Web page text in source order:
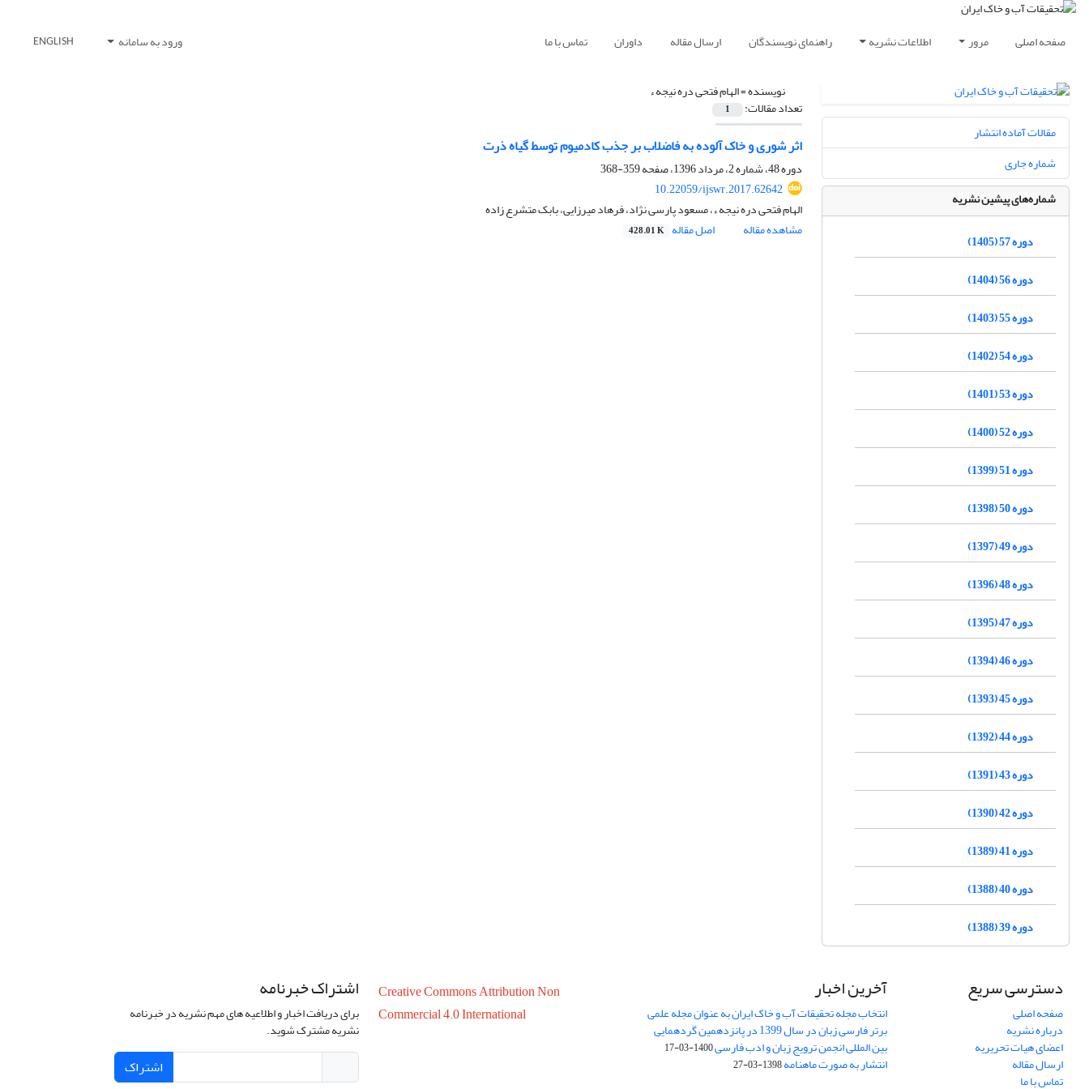
صفحه اصلی مرور اطلاعات نشریه راهنمای نویسندگان ارسال مقاله داوران تماس با ما ورود به سامانه ENGLISH
نویسنده =الهام فتحی دره نیجه ء
تعداد مقالات: 1
اثر شوری و خاک آلوده به فاضلاب بر جذب کادمیوم توسط گیاه ذرت
دوره 48، شماره 2، مرداد 1396، صفحه
359-368
10.22059/ijswr.2017.62642
الهام فتحی دره نیجه ء، مسعود پارسی نژاد، فرهاد میرزایی، بابک متشرع زاده
مشاهده مقاله
اصل مقاله 428.01 K
مقالات آماده انتشار
شماره جاری
شماره‌های پیشین نشریه
دوره 57 (1405)
دوره 56 (1404)
دوره 55 (1403)
دوره 54 (1402)
دوره 53 (1401)
دوره 52 (1400)
دوره 51 (1399)
دوره 50 (1398)
دوره 49 (1397)
دوره 48 (1396)
دوره 47 (1395)
دوره 46 (1394)
دوره 45 (1393)
دوره 44 (1392)
دوره 43 (1391)
دوره 42 (1390)
دوره 41 (1389)
دوره 40 (1388)
دوره 39 (1388)
دسترسی سریع
صفحه اصلی
درباره نشریه
اعضای هیات تحریریه
ارسال مقاله
تماس با ما
آخرین اخبار
انتخاب مجله تحقیقات آب و خاک ایران به عنوان مجله علمی
برتر فارسی زبان در سال 1399 در پانزدهمین گردهمایی
بین المللی انجمن ترویج زبان و ادب فارسی1400-03-17
انتشار به صورت ماهنامه1398-03-27
Creative Commons Attribution Non
Commercial 4.0 International
اشتراک خبرنامه
برای دریافت اخبار و اطلاعیه های مهم نشریه در خبرنامه
نشریه مشترک شوید.
اشتراک